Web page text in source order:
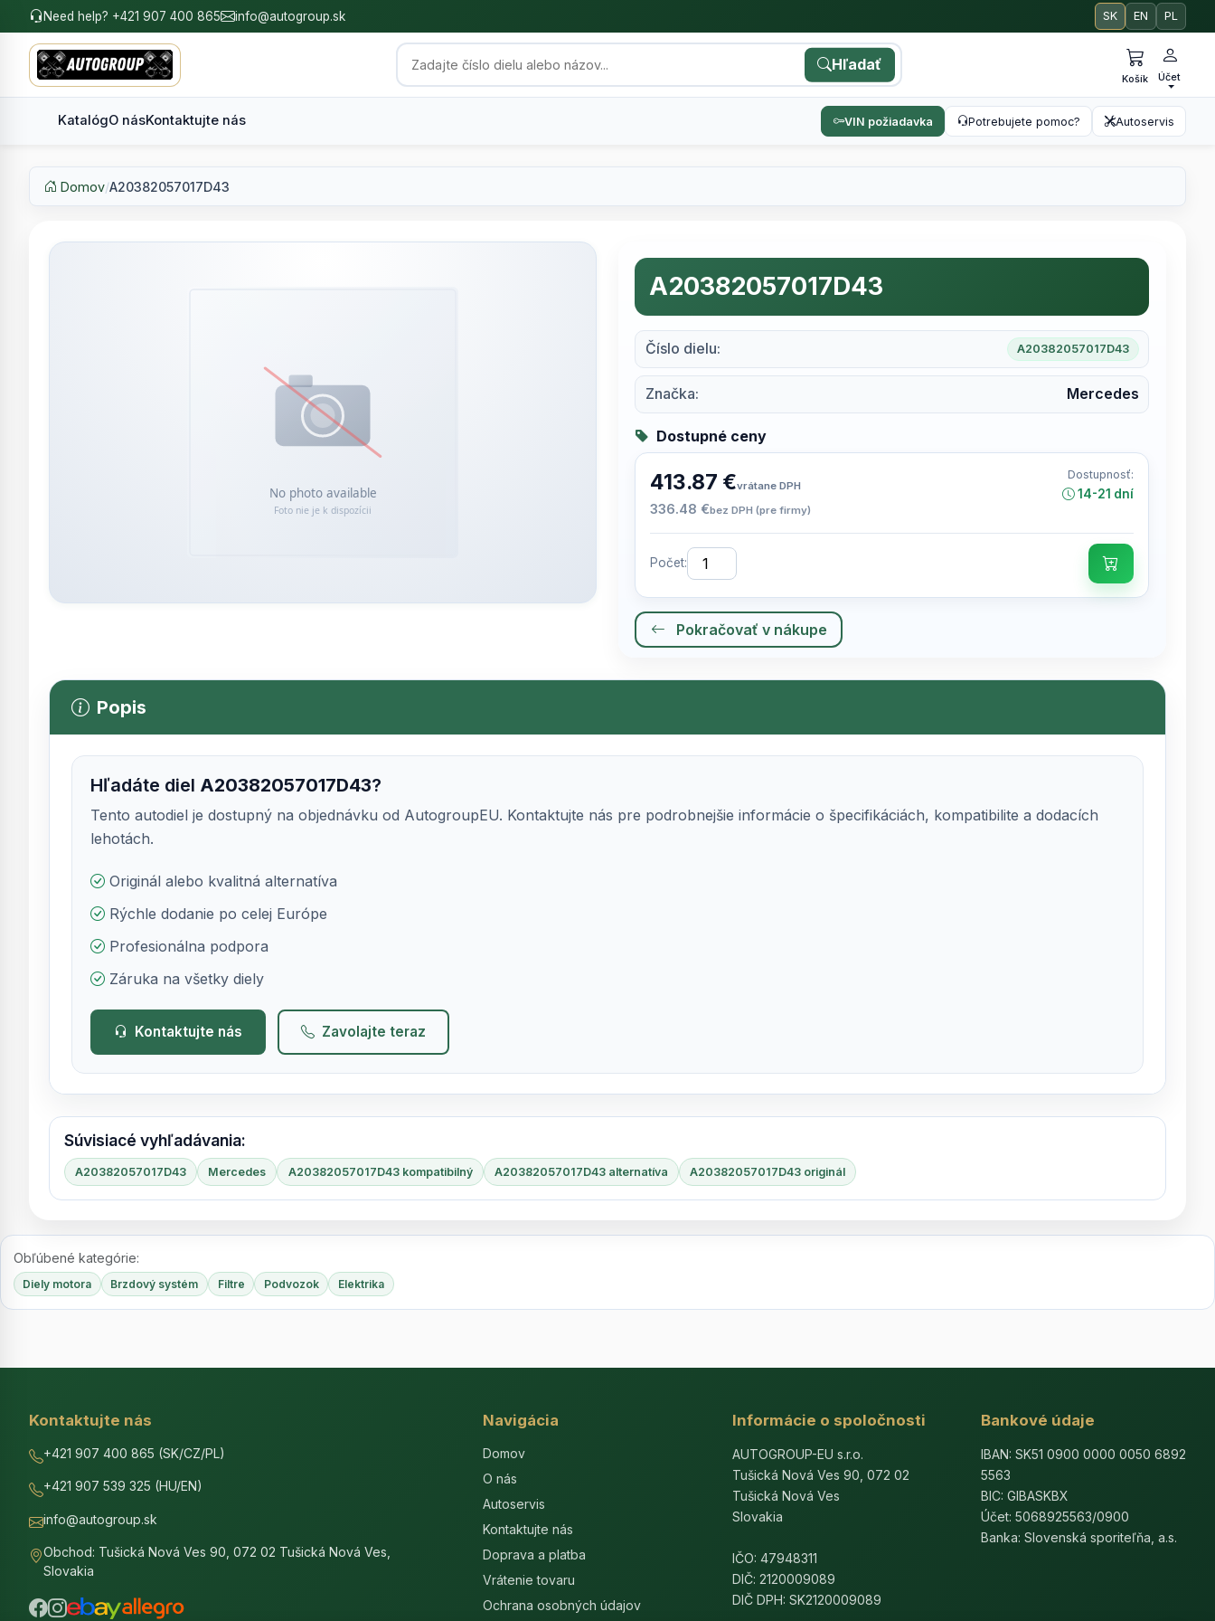
Need help? +421 907 400 865 info@autogroup.sk SK EN PL
Hľadať
Košík Účet
KatalógO násKontaktujte nás VIN požiadavka Potrebujete pomoc? Autoservis
Domov/A20382057017D43
A20382057017D43
Číslo dielu: A20382057017D43
Značka: Mercedes
Dostupné ceny
413.87 €vrátane DPH
336.48 €bez DPH (pre firmy)
Dostupnosť:
14-21 dní
Počet:
Pokračovať v nákupe
Popis
Hľadáte diel A20382057017D43?
Tento autodiel je dostupný na objednávku od AutogroupEU. Kontaktujte nás pre podrobnejšie informácie o špecifikáciách, kompatibilite a dodacích
lehotách.
Originál alebo kvalitná alternatíva
Rýchle dodanie po celej Európe
Profesionálna podpora
Záruka na všetky diely
Kontaktujte nás Zavolajte teraz
Súvisiacé vyhľadávania:
A20382057017D43 Mercedes A20382057017D43 kompatibilný A20382057017D43 alternatíva A20382057017D43 originál
Obľúbené kategórie:
Diely motora Brzdový systém Filtre Podvozok Elektrika
Kontaktujte nás
+421 907 400 865 (SK/CZ/PL)
+421 907 539 325 (HU/EN)
info@autogroup.sk
Obchod: Tušická Nová Ves 90, 072 02 Tušická Nová Ves,
Slovakia
Navigácia
Domov
O nás
Autoservis
Kontaktujte nás
Doprava a platba
Vrátenie tovaru
Ochrana osobných údajov
Informácie o spoločnosti
AUTOGROUP-EU s.r.o.
Tušická Nová Ves 90, 072 02
Tušická Nová Ves
Slovakia
IČO: 47948311
DIČ: 2120009089
DIČ DPH: SK2120009089
Bankové údaje
IBAN: SK51 0900 0000 0050 6892
5563
BIC: GIBASKBX
Účet: 5068925563/0900
Banka: Slovenská sporiteľňa, a.s.